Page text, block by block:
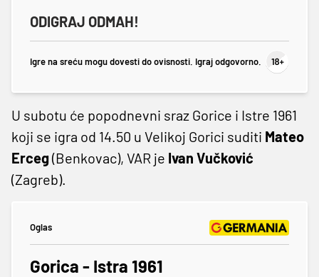
ODIGRAJ ODMAH!
Igre na sreću mogu dovesti do ovisnosti. Igraj odgovorno.
U subotu će popodnevni sraz Gorice i Istre 1961
koji se igra od 14.50 u Velikoj Gorici suditi Mateo
Erceg(Benkovac), VAR je Ivan Vučković
(Zagreb).
Oglas
Gorica - Istra 1961